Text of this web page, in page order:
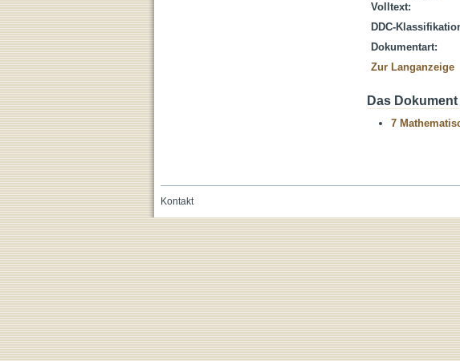
Volltext:
DDC-
Dokumentart:
Zur Langanzeige
Das
7
Kontakt